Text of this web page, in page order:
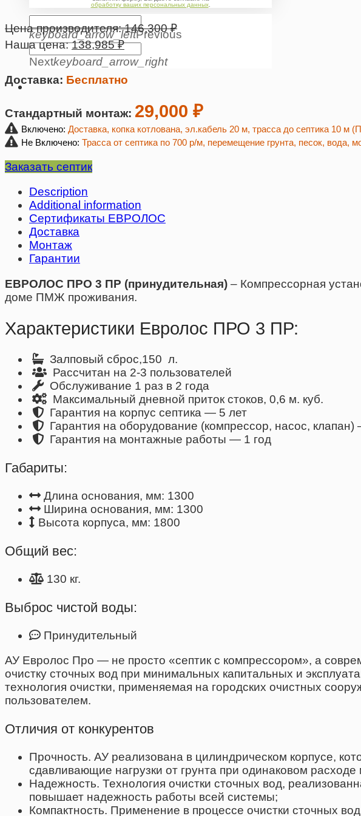
обработку ваших персональных данных.
keyboard_arrow_leftPrevious
Nextkeyboard_arrow_right
Цена производителя:146,300₽
Наша цена:138,985₽
Доставка: Бесплатно
Стандартный монтаж: 29,000 ₽
Включено: Доставка, копка котлована, эл.кабель 20 м, трасса до септика 10
Не Включено: Трасса от септика по 700 р/м, перемещение грунта, песок, вода,
Заказать септик
Description
Additional information
Сертификаты ЕВРОЛОС
Доставка
Монтаж
Гарантии
ЕВРОЛОС ПРО 3 ПР (принудительная) – Компрессорная
доме ПМЖ проживания.
Характеристики Евролос ПРО 3 ПР:
Залповый сброс,150 л.
Рассчитан на 2-3 пользователей
Обслуживание 1 раз в 2 года
Максимальный дневной приток стоков, 0,6 м. куб.
Гарантия на корпус септика — 5 лет
Гарантия на оборудование (компрессор, насос, клапан)
Гарантия на монтажные работы — 1 год
Габариты:
Длина основания, мм: 1300
Ширина основания, мм: 1300
Высота корпуса, мм: 1800
Общий вес:
130 кг.
Выброс чистой воды:
Принудительный
АУ Евролос Про — не просто «септик с компрессором», а
очистку сточных вод при минимальных капитальных и
технология очистки, применяемая на городских очистных
пользователем.
Отличия от конкурентов
Прочность. АУ реализована в цилиндрическом корпусе,
сдавливающие нагрузки от грунта при одинаковом расходе
Надежность. Технология очистки сточных вод,
повышает надежность работы всей системы;
Компактность. Применение в процессе очистки сточных